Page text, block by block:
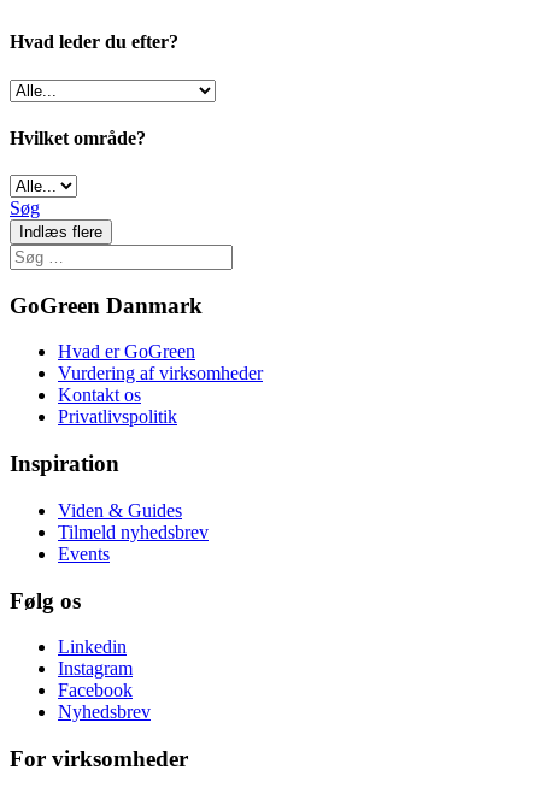
Hvad leder du efter?
Hvilket område?
Søg
Indlæs flere
GoGreen Danmark
Hvad er GoGreen
Vurdering af virksomheder
Kontakt os
Privatlivspolitik
Inspiration
Viden & Guides
Tilmeld nyhedsbrev
Events
Følg os
Linkedin
Instagram
Facebook
Nyhedsbrev
For virksomheder